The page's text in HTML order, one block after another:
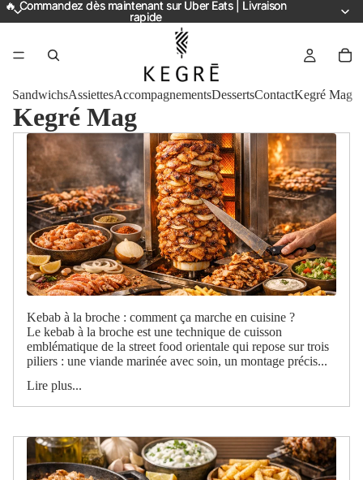
🔥 Commandez dès maintenant sur Uber Eats | Livraison
rapide
🔥 Commandez dès maintenant sur Uber Eats | Livraison
rapide
SandwichsAssiettesAccompagnementsDessertsContactKegré Mag
Kegré Mag
Kebab à la broche : comment ça marche en cuisine ?
Le kebab à la broche est une technique de cuisson
emblématique de la street food orientale qui repose sur trois
piliers : une viande marinée avec soin, un montage précis...
Lire plus...